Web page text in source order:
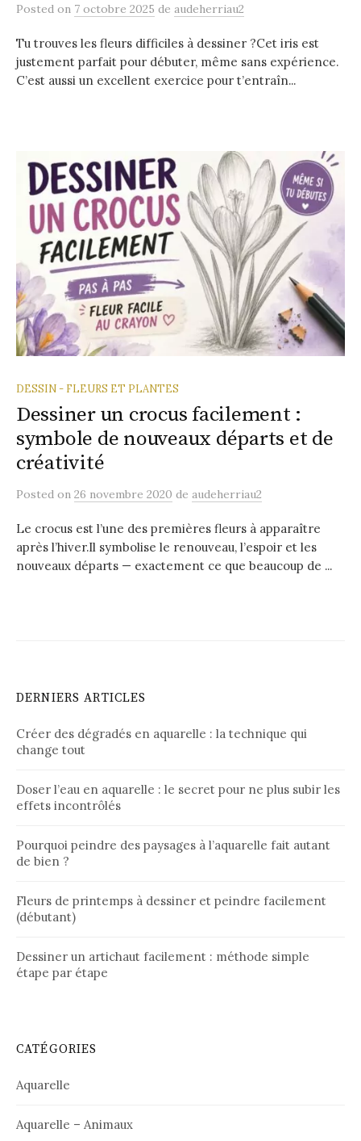
Posted on 7 octobre 2025 de audeherriau2
Tu trouves les fleurs difficiles à dessiner ?Cet iris est
justement parfait pour débuter, même sans expérience.
C’est aussi un excellent exercice pour t’entraîn...
DESSIN - FLEURS ET PLANTES
Dessiner un crocus facilement :
symbole de nouveaux départs et de
créativité
Posted on 26 novembre 2020 de audeherriau2
Le crocus est l’une des premières fleurs à apparaître
après l’hiver.Il symbolise le renouveau, l’espoir et les
nouveaux départs — exactement ce que beaucoup de ...
DERNIERS ARTICLES
Créer des dégradés en aquarelle : la technique qui
change tout
Doser l’eau en aquarelle : le secret pour ne plus subir les
effets incontrôlés
Pourquoi peindre des paysages à l’aquarelle fait autant
de bien ?
Fleurs de printemps à dessiner et peindre facilement
(débutant)
Dessiner un artichaut facilement : méthode simple
étape par étape
CATÉGORIES
Aquarelle
Aquarelle – Animaux